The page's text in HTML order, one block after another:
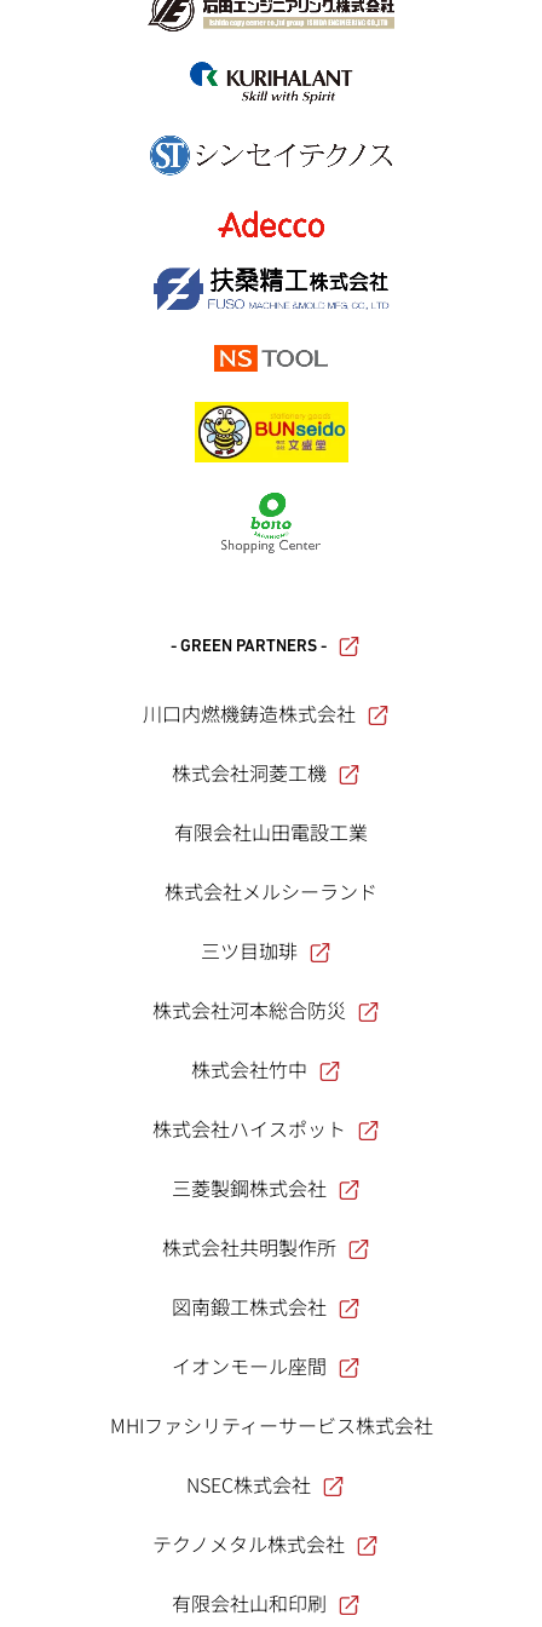
- GREEN PARTNERS -
川口内燃機鋳造株式会社
株式会社洞菱工機
有限会社山田電設工業
株式会社メルシーランド
三ツ目珈琲
株式会社河本総合防災
株式会社竹中
株式会社ハイスポット
三菱製鋼株式会社
株式会社共明製作所
図南鍛工株式会社
イオンモール座間
MHIファシリティーサービス株式会社
NSEC株式会社
テクノメタル株式会社
有限会社山和印刷